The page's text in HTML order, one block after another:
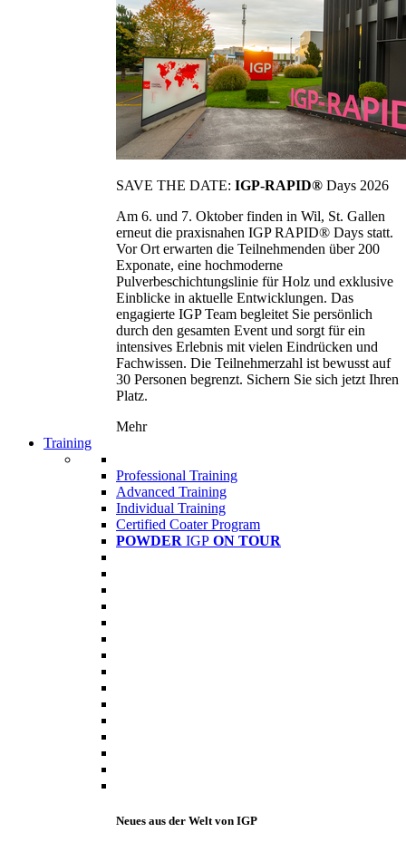
SAVE THE DATE: IGP-RAPID® Days 2026
Am 6. und 7. Oktober finden in Wil, St. Gallen
erneut die praxisnahen IGP RAPID® Days statt.
Vor Ort erwarten die Teilnehmenden über 200
Exponate, eine hochmoderne
Pulverbeschichtungslinie für Holz und exklusive
Einblicke in aktuelle Entwicklungen. Das
engagierte IGP Team begleitet Sie persönlich
durch den gesamten Event und sorgt für ein
intensives Erlebnis mit vielen Eindrücken und
Fachwissen. Die Teilnehmerzahl ist bewusst auf
30 Personen begrenzt. Sichern Sie sich jetzt Ihren
Platz.
Mehr
Training
Professional Training
Advanced Training
Individual Training
Certified Coater Program
POWDER IGP ON TOUR
Neues aus der Welt von IGP